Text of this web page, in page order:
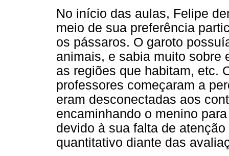
No início das aulas, Felipe
meio de sua preferência
os pássaros. O garoto
animais, e sabia muito sobre
as regiões que habitam, etc.
professores começaram a
eram desconectadas aos
encaminhando o menino
devido à sua falta de
quantitativo diante das